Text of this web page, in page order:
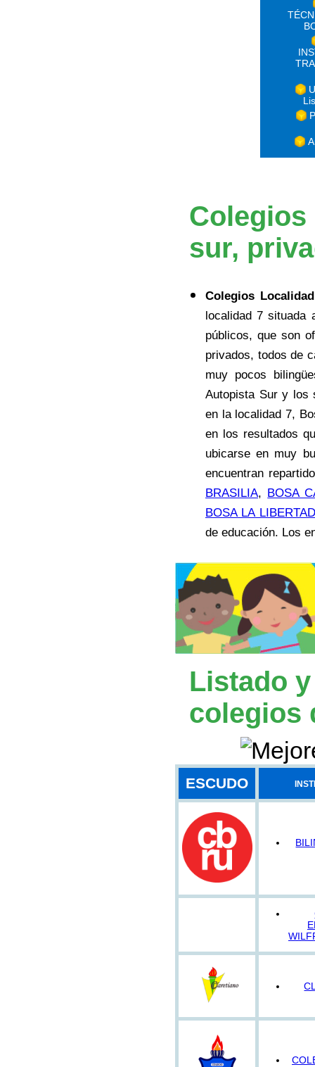
Colegios
sur,
Colegios
localidad 7 situada
públicos, que son
privados, todos de
muy pocos
Autopista Sur y los
en la localidad 7,
en los resultados
ubicarse en muy
encuentran
BRASILIA, BOSA
BOSA LA LIBERTAD
de educación. Los
Listado
colegios
ESCUDO